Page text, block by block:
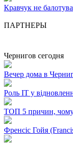
Кравчук не
ПАРТНЕРЫ
Чернигов сегодня
Вечер дома в
Роль ІТ у
ТОП 5 причин, чому
Френсіс Гойя